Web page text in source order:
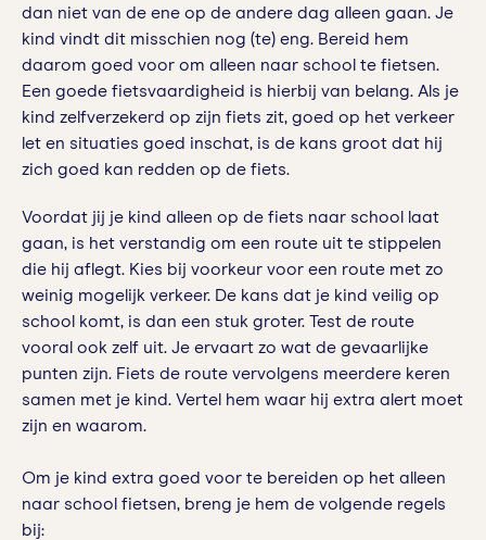
dan niet van de ene op de andere dag alleen gaan. Je
kind vindt dit misschien nog (te) eng. Bereid hem
daarom goed voor om alleen naar school te fietsen.
Een goede fietsvaardigheid is hierbij van belang. Als je
kind zelfverzekerd op zijn fiets zit, goed op het verkeer
let en situaties goed inschat, is de kans groot dat hij
zich goed kan redden op de fiets.
Voordat jij je kind alleen op de fiets naar school laat
gaan, is het verstandig om een route uit te stippelen
die hij aflegt. Kies bij voorkeur voor een route met zo
weinig mogelijk verkeer. De kans dat je kind veilig op
school komt, is dan een stuk groter. Test de route
vooral ook zelf uit. Je ervaart zo wat de gevaarlijke
punten zijn. Fiets de route vervolgens meerdere keren
samen met je kind. Vertel hem waar hij extra alert moet
zijn en waarom.
Om je kind extra goed voor te bereiden op het alleen
naar school fietsen, breng je hem de volgende regels
bij: